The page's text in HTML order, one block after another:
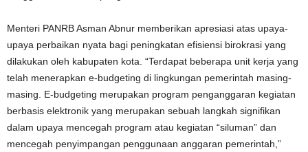
Menteri PANRB Asman Abnur memberikan apresiasi atas upaya-
upaya perbaikan nyata bagi peningkatan efisiensi birokrasi yang
dilakukan oleh kabupaten kota. “Terdapat beberapa unit kerja yang
telah menerapkan e-budgeting di lingkungan pemerintah masing-
masing. E-budgeting merupakan program penganggaran kegiatan
berbasis elektronik yang merupakan sebuah langkah signifikan
dalam upaya mencegah program atau kegiatan “siluman” dan
mencegah penyimpangan penggunaan anggaran pemerintah,”